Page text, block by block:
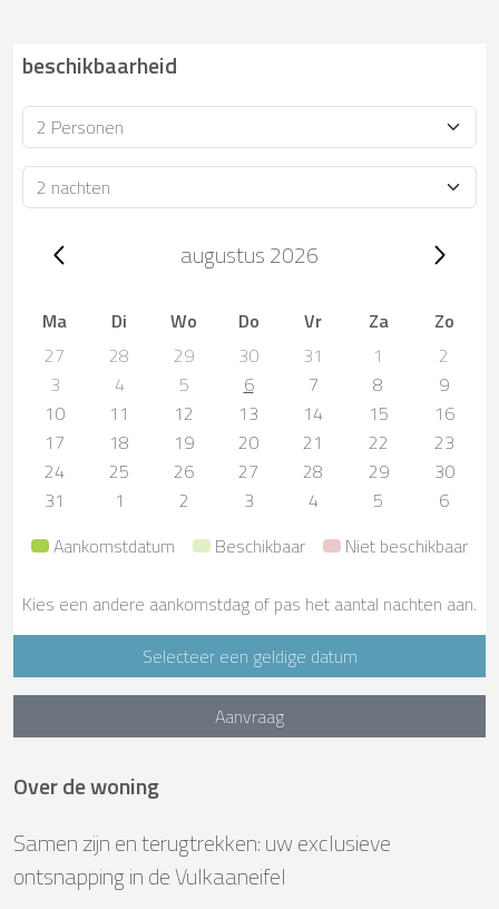
beschikbaarheid
Bezetting
Verblijfsduur
Trip dates, augustus 2026
augustus 2026
Ma Di Wo Do Vr Za
Zo
27
28 29 30 31 1
2
3
4 5 6 7 8
9
10
11 12 13 14 15
16
17
18 19 20 21 22
23
24
25 26 27 28 29
30
31
1 2 3 4 5
6
Aankomstdatum
Beschikbaar Niet beschikbaar
Kies een andere aankomstdag of pas het aantal nachten aan.
Selecteer een geldige datum
Aanvraag
Over de woning
Samen zijn en terugtrekken: uw exclusieve
ontsnapping in de Vulkaaneifel